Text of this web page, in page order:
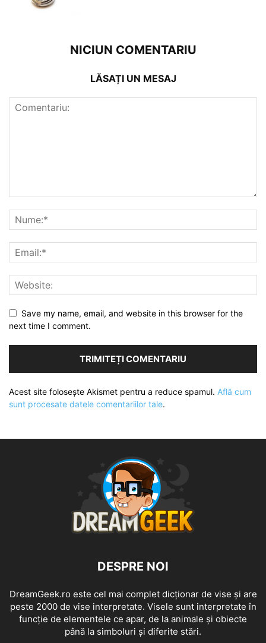
NICIUN COMENTARIU
LĂSAȚI UN MESAJ
Save my name, email, and website in this browser for the
next time I comment.
Acest site folosește Akismet pentru a reduce spamul. Află cum
sunt procesate datele comentariilor tale.
DESPRE NOI
DreamGeek.ro este cel mai complet dicționar de vise și are
peste 2000 de vise interpretate. Visele sunt interpretate în
funcție de elementele ce apar, de la animale și obiecte
până la simboluri și diferite stări.